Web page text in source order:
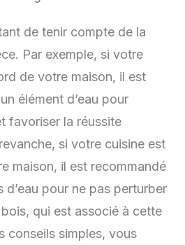
de tenir compte de la
Par exemple, si votre
de votre maison, il est
élément d’eau pour
favoriser la réussite
si votre cuisine est
maison, il est recommandé
d’eau pour ne pas perturber
bois, qui est associé à cette
conseils simples, vous